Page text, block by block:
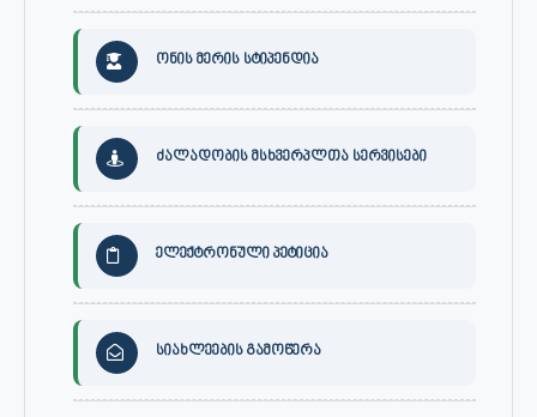
ონის მერის სტიპენდია
ძალადობის მსხვერპლთა სერვისები
ელექტრონული პეტიცია
სიახლეების გამოწერა